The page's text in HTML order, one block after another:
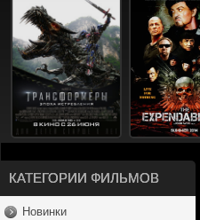
КАТЕГОРИИ ФИЛЬМОВ
Новинки